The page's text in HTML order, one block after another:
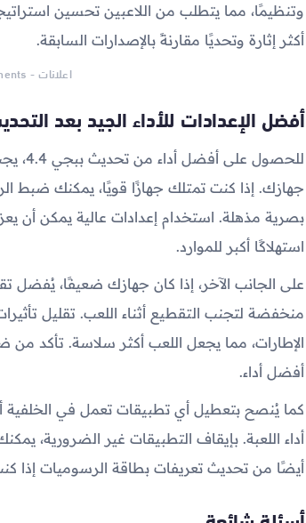
وتنظيمًا، مما يتطلب من اللاعبين تحسين
أكثر إثارة وتحديًا مقارنةً بالإصدارات السابقة.
اعلانات - Advertisements
أفضل الإعدادات للأداء الجيد بعد
جهازك. إذا كنت تمتلك جهازًا قويًا، يمكنك ضبط
بصرية مذهلة. استخدام إعدادات عالية يمكن أن
استهلاكًا أكبر للموارد.
على الجانب الآخر، إذا كان جهازك ضعيفًا، يُفضل
منخفضة لتجنب التقطيع أثناء اللعب. تقليل
الإطارات، مما يجعل اللعب أكثر سلاسة. تأكد
أفضل أداء.
كما يُنصح بتعطيل أي تطبيقات تعمل في الخلفية
أداء اللعبة. بإيقاف التطبيقات غير الضرورية،
أيضًا من تحديث تعريفات بطاقة الرسوميات إذا